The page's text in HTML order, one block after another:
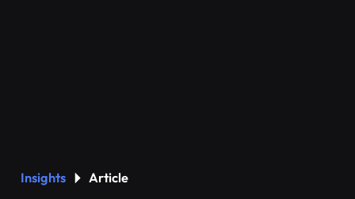
Insights Article